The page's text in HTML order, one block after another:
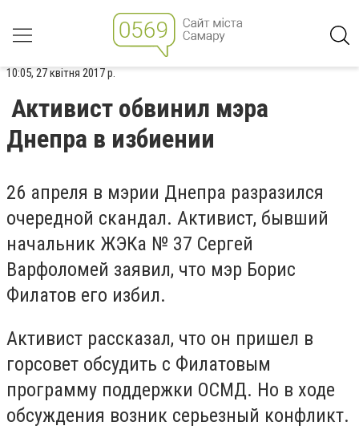
10:05, 27 квітня 2017 р.
Активист обвинил мэра
Днепра в избиении
26 апреля в мэрии Днепра разразился
очередной скандал. Активист, бывший
начальник ЖЭКа № 37 Сергей
Варфоломей заявил, что мэр Борис
Филатов его избил.
Активист рассказал, что он пришел в
горсовет обсудить с Филатовым
программу поддержки ОСМД. Но в ходе
обсуждения возник серьезный конфликт.